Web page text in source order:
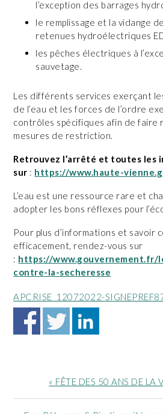
l’exception des barrages
le remplissage et la vidange
retenues hydroélectriques
les pêches électriques à
sauvetage.
Les différents services exerçant
de l’eau et les forces de l’ordre
contrôles spécifiques afin de faire
mesures de restriction.
Retrouvez l’arrêté et toutes les
sur : https://www.haute-
L’eau est une ressource rare et
adopter les bons réflexes pour
Pour plus d’informations et savoir
efficacement, rendez-vous sur
: https://www.gouvernement.fr/
contre-la-secheresse
APCRISE_12072022-
Article
précédent
« FÊTE DES 50 ANS DE LA